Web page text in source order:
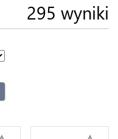
295 wyniki